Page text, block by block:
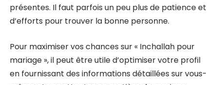
présentes. Il faut parfois un peu plus de patience et
d’efforts pour trouver la bonne personne.
Pour maximiser vos chances sur « Inchallah pour
mariage », il peut être utile d’optimiser votre profil
en fournissant des informations détaillées sur vous-